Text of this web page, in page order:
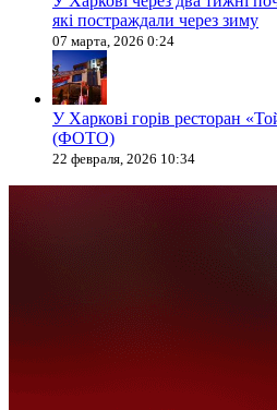
які постраждали через зиму
07 марта, 2026 0:24
У Харкові горів ресторан
(ФОТО)
22 февраля, 2026 10:34